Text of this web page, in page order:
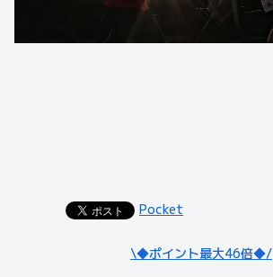
Pocket
\◆ポイント最大46倍◆/